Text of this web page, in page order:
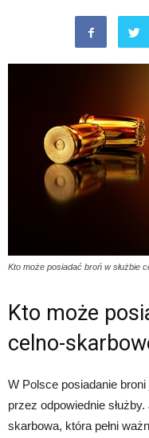
Kto może posiadać broń w służbie
Kto może
celno-
W Polsce posiadanie
przez odpowiednie
skarbowa, która pełni